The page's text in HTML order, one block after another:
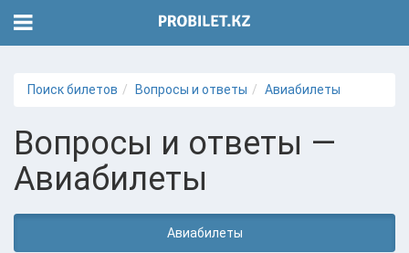
Поиск билетов Вопросы и ответы Авиабилеты
Вопросы и ответы —
Авиабилеты
Авиабилеты